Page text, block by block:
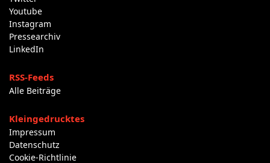
Youtube
Instagram
Pressearchiv
LinkedIn
RSS-Feeds
Alle Beiträge
Kleingedrucktes
Impressum
Datenschutz
Cookie-Richtlinie